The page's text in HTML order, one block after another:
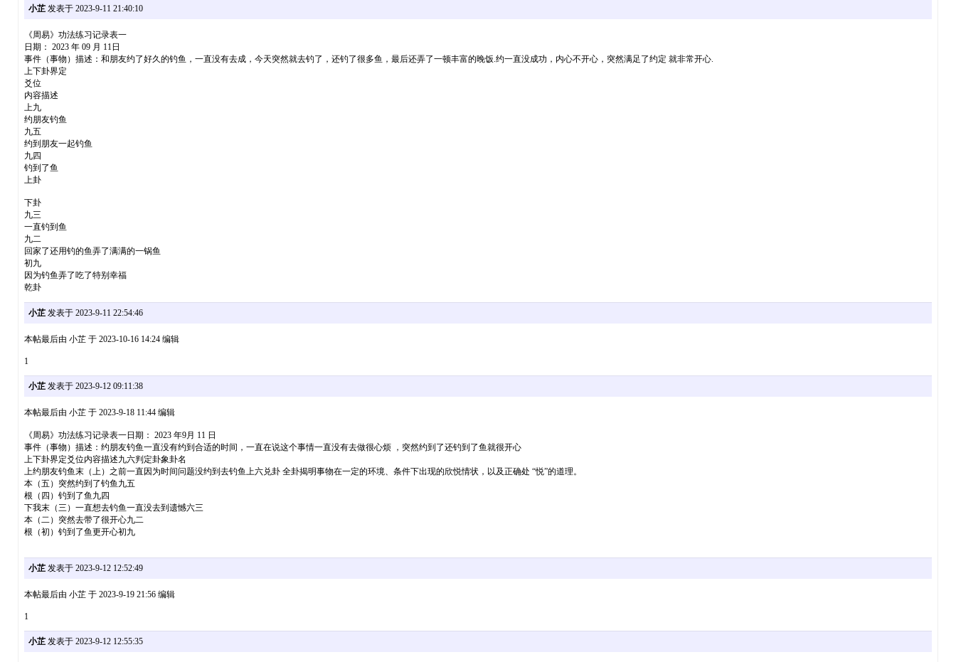
小芷发表于 2023-9-11 21:40:10
《周易》功法练习记录表一
日期： 2023 年 09 月 11日
事件（事物）描述：和朋友约了好久的钓鱼，一直没有去成，今天突然就去钓了，还钓了很多鱼，最后还弄了一顿丰富的晚饭.约一直没成功，内心不开心，突然满足了约定 就非常开心.
上下卦界定
爻位
内容描述
上九
约朋友钓鱼
九五
约到朋友一起钓鱼
九四
钓到了鱼
上卦
下卦
九三
一直钓到鱼
九二
回家了还用钓的鱼弄了满满的一锅鱼
初九
因为钓鱼弄了吃了特别幸福
乾卦
小芷发表于 2023-9-11 22:54:46
本帖最后由 小芷 于 2023-10-16 14:24 编辑
1
小芷发表于 2023-9-12 09:11:38
本帖最后由 小芷 于 2023-9-18 11:44 编辑
《周易》功法练习记录表一日期： 2023 年9月 11 日
事件（事物）描述：约朋友钓鱼一直没有约到合适的时间，一直在说这个事情一直没有去做很心烦 ，突然约到了还钓到了鱼就很开心
上下卦界定爻位内容描述九六判定卦象卦名
上约朋友钓鱼末（上）之前一直因为时间问题没约到去钓鱼上六兑卦 全卦揭明事物在一定的环境、条件下出现的欣悦情状，以及正确处 “悦”的道理。
本（五）突然约到了钓鱼九五
根（四）钓到了鱼九四
下我末（三）一直想去钓鱼一直没去到遗憾六三
本（二）突然去带了很开心九二
根（初）钓到了鱼更开心初九
小芷发表于 2023-9-12 12:52:49
本帖最后由 小芷 于 2023-9-19 21:56 编辑
1
小芷发表于 2023-9-12 12:55:35